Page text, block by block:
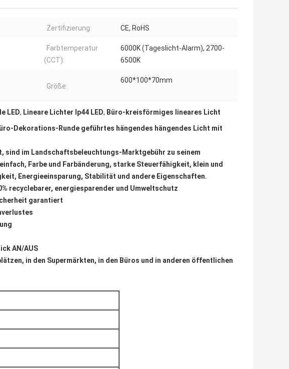
Zertifizierung: CE, RoHS
Farbtemperatur
(CCT):
6000K (Tageslicht-Alarm), 2700-
6500K
Größe:
600*100*70mm
LED, Lineare Lichter Ip44 LED, Büro-kreisförmiges lineares Licht
Dekorations-Runde geführtes hängendes hängendes Licht mit
sind im Landschaftsbeleuchtungs-Marktgebühr zu seinem
Farbe und Farbänderung, starke Steuerfähigkeit, klein und
Energieeinsparung, Stabilität und andere Eigenschaften.
recyclebarer, energiesparender und Umweltschutz
garantiert
AN/AUS
in den Supermärkten, in den Büros und in anderen öffentlichen